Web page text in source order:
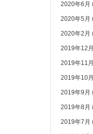
2020年6月
2020年5月
2020年2月
2019年12月
2019年11月
2019年10月
2019年9月
2019年8月
2019年7月